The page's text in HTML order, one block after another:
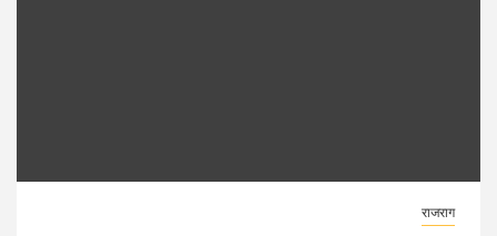
राजराग